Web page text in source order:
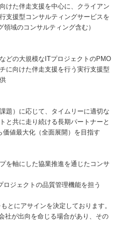
けた伴走支援を中心に、クライアン
支援型コンサルティングサービスを
域のコンサルティング含む）
どの大規模なITプロジェクトのPMO
に向けた伴走支援を行う実行支援型
題）に応じて、タイムリーに適切な
と共に走り続ける長期パートナーと
値最大化（全面展開）を目指す
を軸にした協業推進を通じたコンサ
ロジェクトの品質管理機能を担う
とにアサインを決定しております。
社が出向を命じる場合があり、その